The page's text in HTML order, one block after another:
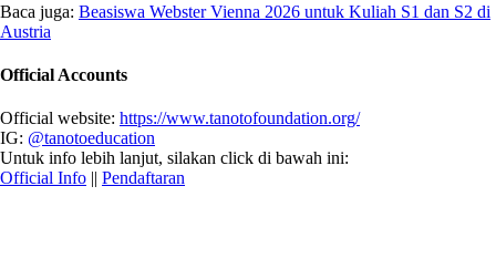
Baca juga: Beasiswa Webster Vienna 2026 untuk Kuliah S1 dan S2 di
Austria
Official Accounts
Official website: https://www.tanotofoundation.org/
IG: @tanotoeducation
Official Info || Pendaftaran